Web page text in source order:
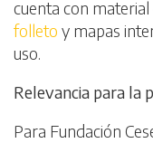
cuenta con
folleto y mapas
uso.
Relevancia para la
Para Fundación